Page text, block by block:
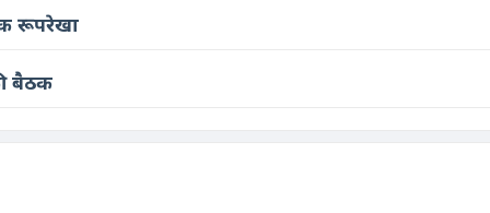
रूपरेखा
बैठक